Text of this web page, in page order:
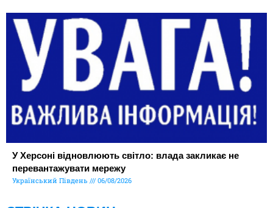
У Херсоні відновлюють світло: влада закликає не
перевантажувати мережу
Український Південь 06/08/2026